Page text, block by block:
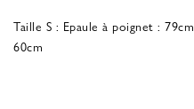
Taille S : Epaule à poignet :
60cm